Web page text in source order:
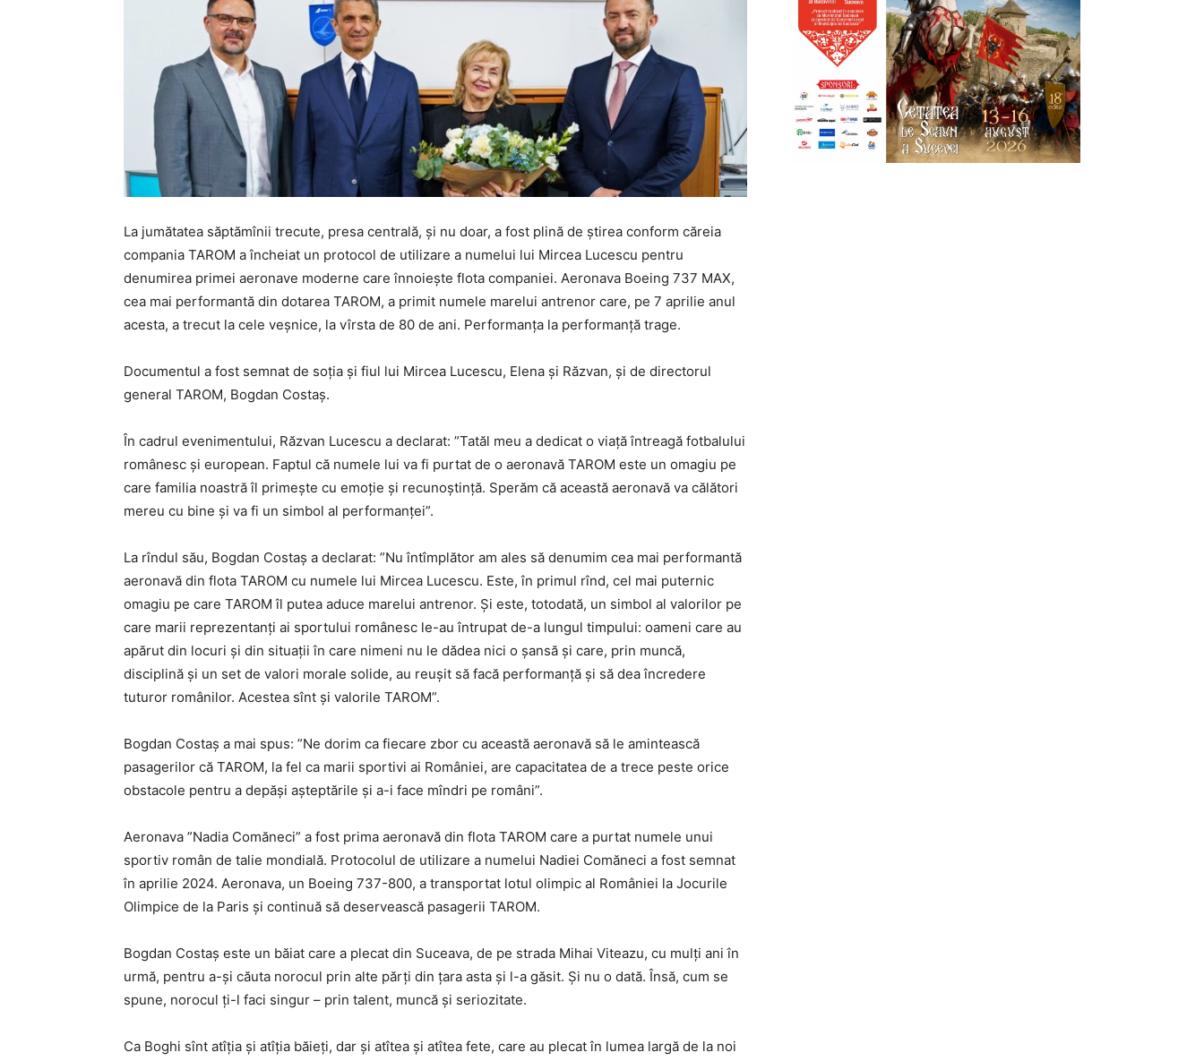
La jumătatea săptămînii trecute, presa centrală, și nu doar, a fost plină de știrea conform căreia
compania TAROM a încheiat un protocol de utilizare a numelui lui Mircea Lucescu pentru
denumirea primei aeronave moderne care înnoieşte flota companiei. Aeronava Boeing 737 MAX,
cea mai performantă din dotarea TAROM, a primit numele marelui antrenor care, pe 7 aprilie anul
acesta, a trecut la cele veșnice, la vîrsta de 80 de ani. Performanța la performanță trage.
Documentul a fost semnat de soţia şi fiul lui Mircea Lucescu, Elena şi Răzvan, şi de directorul
general TAROM, Bogdan Costaş.
În cadrul evenimentului, Răzvan Lucescu a declarat: ”Tatăl meu a dedicat o viaţă întreagă fotbalului
românesc şi european. Faptul că numele lui va fi purtat de o aeronavă TAROM este un omagiu pe
care familia noastră îl primeşte cu emoţie şi recunoştinţă. Sperăm că această aeronavă va călători
mereu cu bine şi va fi un simbol al performanţei”.
La rîndul său, Bogdan Costaș a declarat: ”Nu întîmplător am ales să denumim cea mai performantă
aeronavă din flota TAROM cu numele lui Mircea Lucescu. Este, în primul rînd, cel mai puternic
omagiu pe care TAROM îl putea aduce marelui antrenor. Şi este, totodată, un simbol al valorilor pe
care marii reprezentanţi ai sportului românesc le-au întrupat de-a lungul timpului: oameni care au
apărut din locuri şi din situaţii în care nimeni nu le dădea nici o şansă şi care, prin muncă,
disciplină şi un set de valori morale solide, au reuşit să facă performanţă şi să dea încredere
tuturor românilor. Acestea sînt şi valorile TAROM”.
Bogdan Costaș a mai spus: ”Ne dorim ca fiecare zbor cu această aeronavă să le amintească
pasagerilor că TAROM, la fel ca marii sportivi ai României, are capacitatea de a trece peste orice
obstacole pentru a depăşi aşteptările şi a-i face mîndri pe români”.
Aeronava ”Nadia Comăneci” a fost prima aeronavă din flota TAROM care a purtat numele unui
sportiv român de talie mondială. Protocolul de utilizare a numelui Nadiei Comăneci a fost semnat
în aprilie 2024. Aeronava, un Boeing 737-800, a transportat lotul olimpic al României la Jocurile
Olimpice de la Paris şi continuă să deservească pasagerii TAROM.
Bogdan Costaș este un băiat care a plecat din Suceava, de pe strada Mihai Viteazu, cu mulți ani în
urmă, pentru a-și căuta norocul prin alte părți din țara asta și l-a găsit. Și nu o dată. Însă, cum se
spune, norocul ți-l faci singur – prin talent, muncă și seriozitate.
Ca Boghi sînt atîția și atîția băieți, dar și atîtea și atîtea fete, care au plecat în lumea largă de la noi